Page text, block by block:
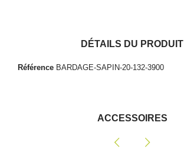
DÉTAILS DU PRODUIT
Référence BARDAGE-SAPIN-20-132-3900
ACCESSOIRES